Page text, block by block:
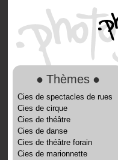
● Thèmes ●
Cies de spectacles de rues
Cies de cirque
Cies de théâtre
Cies de danse
Cies de théâtre forain
Cies de marionnette